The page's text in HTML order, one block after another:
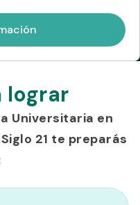
lograr
Universitaria en
21 te preparás